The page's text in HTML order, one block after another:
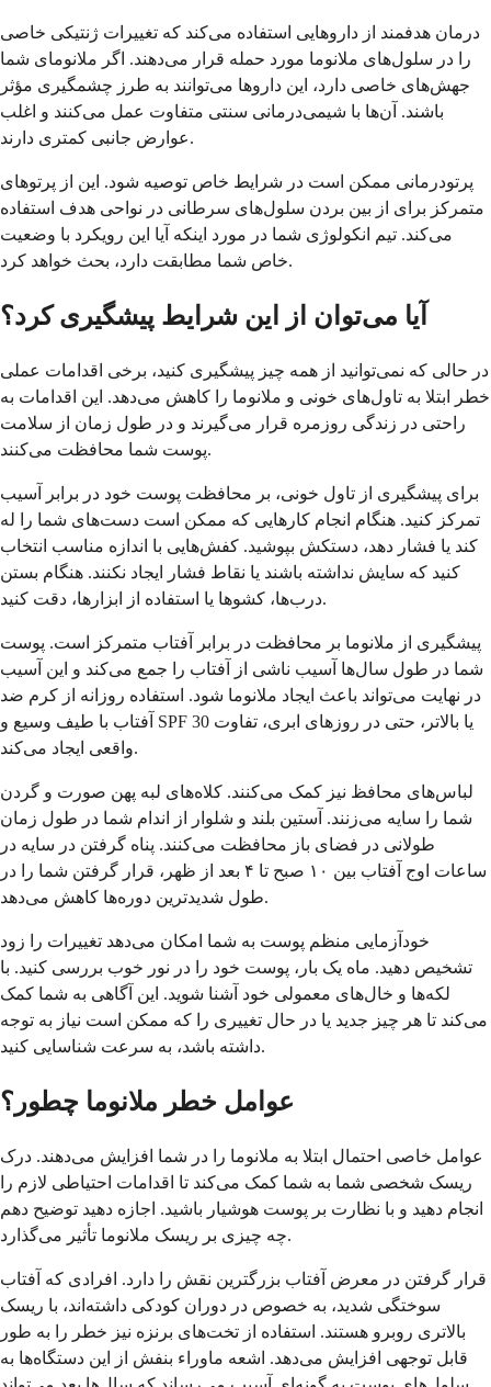
درمان هدفمند از داروهایی استفاده می‌کند که تغییرات ژنتیکی خاصی
را در سلول‌های ملانوما مورد حمله قرار می‌دهند. اگر ملانومای شما
جهش‌های خاصی دارد، این داروها می‌توانند به طرز چشمگیری مؤثر
باشند. آن‌ها با شیمی‌درمانی سنتی متفاوت عمل می‌کنند و اغلب
عوارض جانبی کمتری دارند.
پرتودرمانی ممکن است در شرایط خاص توصیه شود. این از پرتوهای
متمرکز برای از بین بردن سلول‌های سرطانی در نواحی هدف استفاده
می‌کند. تیم انکولوژی شما در مورد اینکه آیا این رویکرد با وضعیت
خاص شما مطابقت دارد، بحث خواهد کرد.
آیا می‌توان از این شرایط پیشگیری کرد؟
در حالی که نمی‌توانید از همه چیز پیشگیری کنید، برخی اقدامات عملی
خطر ابتلا به تاول‌های خونی و ملانوما را کاهش می‌دهد. این اقدامات به
راحتی در زندگی روزمره قرار می‌گیرند و در طول زمان از سلامت
پوست شما محافظت می‌کنند.
برای پیشگیری از تاول خونی، بر محافظت پوست خود در برابر آسیب
تمرکز کنید. هنگام انجام کارهایی که ممکن است دست‌های شما را له
کند یا فشار دهد، دستکش بپوشید. کفش‌هایی با اندازه مناسب انتخاب
کنید که سایش نداشته باشند یا نقاط فشار ایجاد نکنند. هنگام بستن
درب‌ها، کشوها یا استفاده از ابزارها، دقت کنید.
پیشگیری از ملانوما بر محافظت در برابر آفتاب متمرکز است. پوست
شما در طول سال‌ها آسیب ناشی از آفتاب را جمع می‌کند و این آسیب
در نهایت می‌تواند باعث ایجاد ملانوما شود. استفاده روزانه از کرم ضد
آفتاب با طیف وسیع و SPF 30 یا بالاتر، حتی در روزهای ابری، تفاوت
واقعی ایجاد می‌کند.
لباس‌های محافظ نیز کمک می‌کنند. کلاه‌های لبه پهن صورت و گردن
شما را سایه می‌زنند. آستین بلند و شلوار از اندام شما در طول زمان
طولانی در فضای باز محافظت می‌کنند. پناه گرفتن در سایه در
ساعات اوج آفتاب بین ۱۰ صبح تا ۴ بعد از ظهر، قرار گرفتن شما را در
طول شدیدترین دوره‌ها کاهش می‌دهد.
خودآزمایی منظم پوست به شما امکان می‌دهد تغییرات را زود
تشخیص دهید. ماه یک بار، پوست خود را در نور خوب بررسی کنید. با
لکه‌ها و خال‌های معمولی خود آشنا شوید. این آگاهی به شما کمک
می‌کند تا هر چیز جدید یا در حال تغییری را که ممکن است نیاز به توجه
داشته باشد، به سرعت شناسایی کنید.
عوامل خطر ملانوما چطور؟
عوامل خاصی احتمال ابتلا به ملانوما را در شما افزایش می‌دهند. درک
ریسک شخصی شما به شما کمک می‌کند تا اقدامات احتیاطی لازم را
انجام دهید و با نظارت بر پوست هوشیار باشید. اجازه دهید توضیح دهم
چه چیزی بر ریسک ملانوما تأثیر می‌گذارد.
قرار گرفتن در معرض آفتاب بزرگترین نقش را دارد. افرادی که آفتاب
سوختگی شدید، به خصوص در دوران کودکی داشته‌اند، با ریسک
بالاتری روبرو هستند. استفاده از تخت‌های برنزه نیز خطر را به طور
قابل توجهی افزایش می‌دهد. اشعه ماوراء بنفش از این دستگاه‌ها به